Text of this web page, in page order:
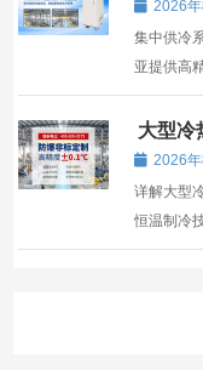
物流...
案
2026
集中供冷
亚提供高
大型冷
冠亚恒
2026
详解大型
恒温制冷